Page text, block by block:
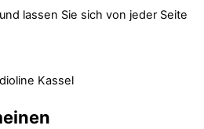
lassen Sie sich von jeder Seite
Kassel